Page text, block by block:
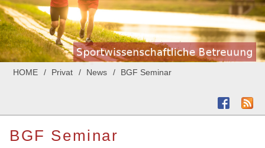
HOME Privat News BGF Seminar
BGF Seminar